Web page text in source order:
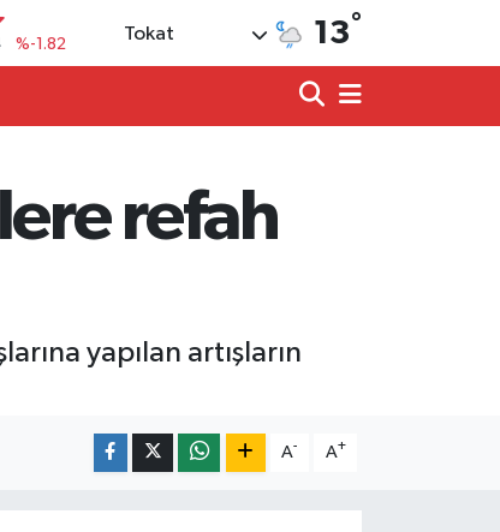
%0.02
%0
Tokat 13°
refah
yapılan artışların
A- A+